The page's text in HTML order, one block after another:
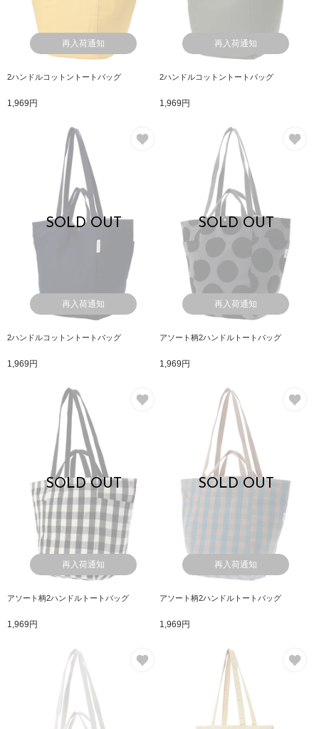
再入荷通知
2ハンドルコットントートバッグ
1,969円
再入荷通知
2ハンドルコットントートバッグ
1,969円
SOLD OUT
再入荷通知
2ハンドルコットントートバッグ
1,969円
SOLD OUT
再入荷通知
アソート柄2ハンドルトートバッグ
1,969円
SOLD OUT
再入荷通知
アソート柄2ハンドルトートバッグ
1,969円
SOLD OUT
再入荷通知
アソート柄2ハンドルトートバッグ
1,969円